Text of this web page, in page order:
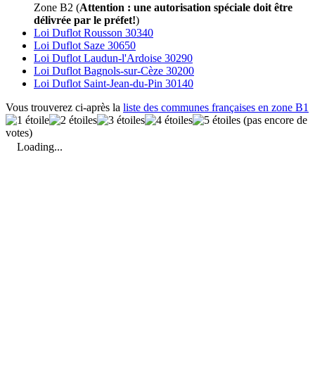
Zone B2 (Attention : une autorisation spéciale doit être
délivrée par le préfet!)
Loi Duflot Rousson 30340
Loi Duflot Saze 30650
Loi Duflot Laudun-l'Ardoise 30290
Loi Duflot Bagnols-sur-Cèze 30200
Loi Duflot Saint-Jean-du-Pin 30140
Vous trouverez ci-après la liste des communes françaises en zone B1
(pas encore de
votes)
Loading...